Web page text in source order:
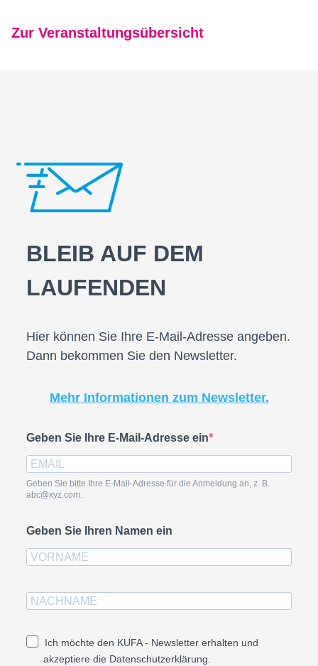
Zur Veranstaltungsübersicht
BLEIB AUF DEM
LAUFENDEN
Hier können Sie Ihre E-Mail-Adresse angeben.
Dann bekommen Sie den Newsletter.
Mehr Informationen zum Newsletter.
Geben Sie Ihre E-Mail-Adresse ein
Geben Sie bitte Ihre E-Mail-Adresse für die Anmeldung an, z. B.
abc@xyz.com.
Geben Sie Ihren Namen ein
Ich möchte den KUFA - Newsletter erhalten und
akzeptiere die Datenschutzerklärung.